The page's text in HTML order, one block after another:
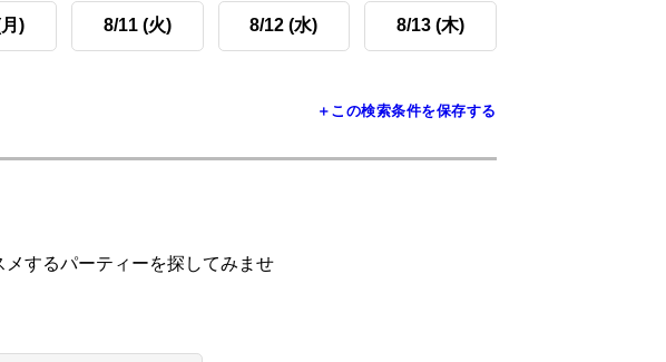
) 8/11 (火) 8/12 (水) 8/13 (木)
＋この検索条件を保存する
するパーティーを探してみませ